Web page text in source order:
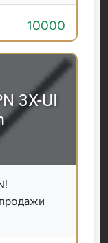
10000
3X-UI